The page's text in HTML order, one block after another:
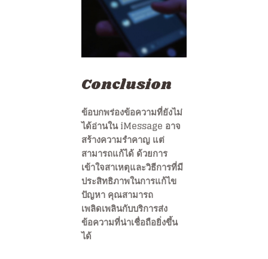
Conclusion
ข้อบกพร่องข้อความที่ยังไม่
ได้อ่านใน iMessage อาจ
สร้างความรำคาญ แต่
สามารถแก้ได้ ด้วยการ
เข้าใจสาเหตุและวิธีการที่มี
ประสิทธิภาพในการแก้ไข
ปัญหา คุณสามารถ
เพลิดเพลินกับบริการส่ง
ข้อความที่น่าเชื่อถือยิ่งขึ้น
ได้